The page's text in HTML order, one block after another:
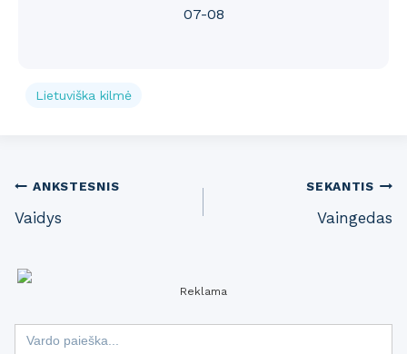
07-08
Lietuviška kilmė
Post
navigation
ANKSTESNIS
Vaidys
SEKANTIS
Vaingedas
Reklama
Search
for: